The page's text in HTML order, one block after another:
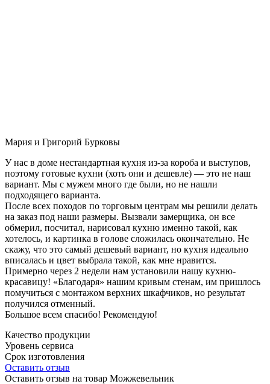
Мария и Григорий Бурковы
У нас в доме нестандартная кухня из-за короба и выступов,
поэтому готовые кухни (хоть они и дешевле) — это не наш
вариант. Мы с мужем много где были, но не нашли
подходящего варианта.
После всех походов по торговым центрам мы решили делать
на заказ под наши размеры. Вызвали замерщика, он все
обмерил, посчитал, нарисовал кухню именно такой, как
хотелось, и картинка в голове сложилась окончательно. Не
скажу, что это самый дешевый вариант, но кухня идеально
вписалась и цвет выбрала такой, как мне нравится.
Примерно через 2 недели нам установили нашу кухню-
красавицу! «Благодаря» нашим кривым стенам, им пришлось
помучиться с монтажом верхних шкафчиков, но результат
получился отменный.
Большое всем спасибо! Рекомендую!
Качество продукции
Уровень сервиса
Срок изготовления
Оставить отзыв
Оставить отзыв на товар Можжевельник